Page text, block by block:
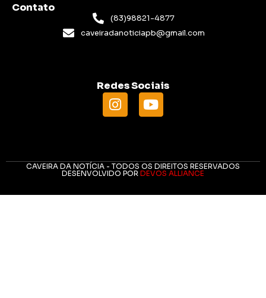
Contato
(83)98821-4877
caveiradanoticiapb@gmail.com
Redes Sociais
CAVEIRA DA NOTÍCIA - TODOS OS DIREITOS RESERVADOS
DESENVOLVIDO POR DEVOS ALLIANCE